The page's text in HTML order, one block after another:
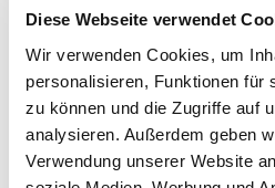
Diese Webseite verwendet
Wir verwenden Cookies, um
personalisieren, Funktionen für
zu können und die Zugriffe auf
analysieren. Außerdem geben
Verwendung unserer Website
Autor